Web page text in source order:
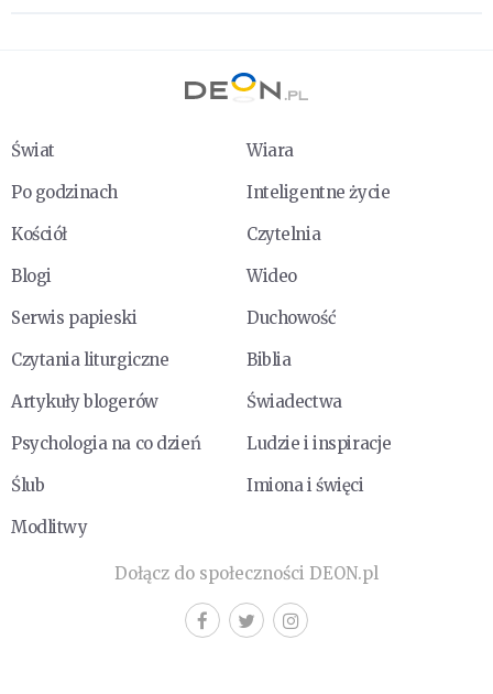
Świat
Wiara
Po godzinach
Inteligentne życie
Kościół
Czytelnia
Blogi
Wideo
Serwis papieski
Duchowość
Czytania liturgiczne
Biblia
Artykuły blogerów
Świadectwa
Psychologia na co dzień
Ludzie i inspiracje
Ślub
Imiona i święci
Modlitwy
Dołącz do społeczności DEON.pl